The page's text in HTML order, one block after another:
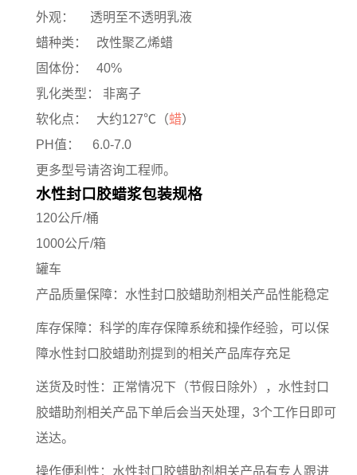
外观： 透明至不透明乳液
蜡种类： 改性聚乙烯蜡
固体份： 40%
乳化类型： 非离子
软化点： 大约127℃（蜡）
PH值： 6.0-7.0
更多型号请咨询工程师。
水性封口胶蜡浆包装规格
120公斤/桶
1000公斤/箱
罐车
产品质量保障：水性封口胶蜡助剂相关产品性能稳定
库存保障：科学的库存保障系统和操作经验，可以保
障水性封口胶蜡助剂提到的相关产品库存充足
送货及时性：正常情况下（节假日除外），水性封口
胶蜡助剂相关产品下单后会当天处理，3个工作日即可
送达。
操作便利性：水性封口胶蜡助剂相关产品有专人跟进